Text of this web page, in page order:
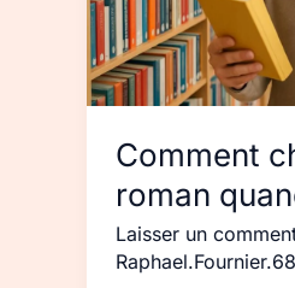
Comment
roman
Laisser un
Raphael.Fournier.68